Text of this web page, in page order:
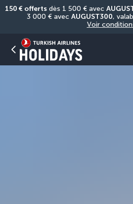
150 € offerts dès 1 500 € avec
3 000 € avec AUGUST300
Voir